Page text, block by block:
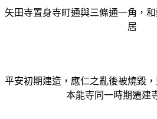
矢田寺置身寺町通與三條通一角，
居
平安初期建造，應仁之亂後被燒毀
本能寺同一時期遷建